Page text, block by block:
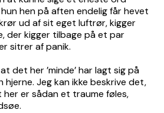
hen på aften endelig får hevet
ud af sit eget luftrør, kigger
der kigger tilbage på et par
sitrer af panik.
det her ’minde’ har lagt sig på
hjerne. Jeg kan ikke beskrive det,
er sådan et traume føles,